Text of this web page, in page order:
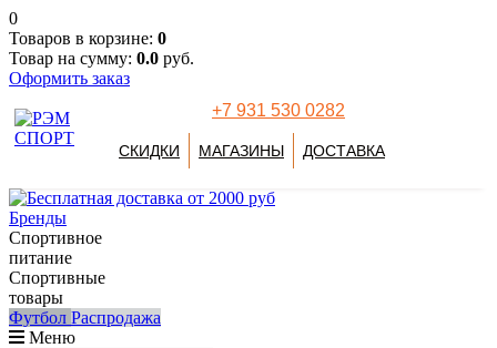
0
Товаров в корзине: 0
Товар на сумму: 0.0 руб.
Оформить заказ
+7 931 530 0282
СКИДКИ МАГАЗИНЫ ДОСТАВКА
Бренды
Спортивное
питание
Спортивные
товары
Футбол Распродажа
Меню